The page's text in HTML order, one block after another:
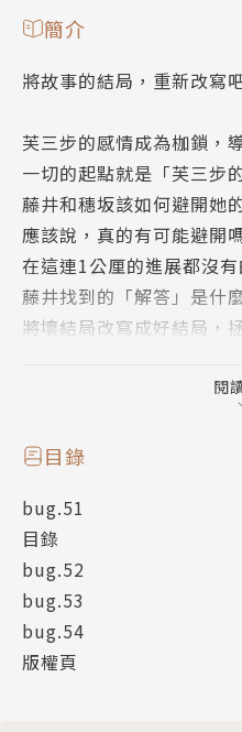
簡介
將故事的結局，重新改寫
芙三步的感情成為枷鎖，
一切的起點就是「芙三步
藤井和穗坂該如何避開她
應該說，真的有可能避開
在這連1公厘的進展都沒有
藤井找到的「解答」是什
將壞結局改寫成好結局，
閱
目錄
bug.51
目錄
bug.52
bug.53
bug.54
版權頁